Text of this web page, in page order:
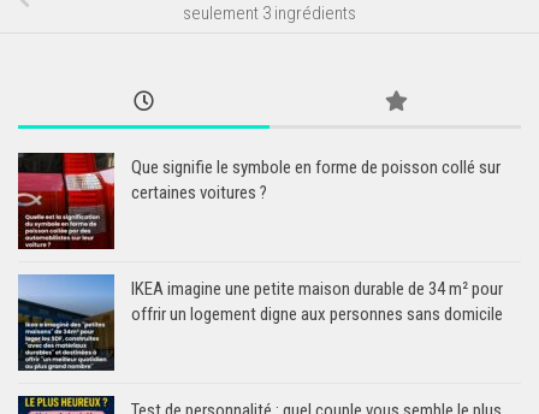
seulement 3 ingrédients
Que signifie le symbole en forme de poisson collé sur
certaines voitures ?
IKEA imagine une petite maison durable de 34 m² pour
offrir un logement digne aux personnes sans domicile